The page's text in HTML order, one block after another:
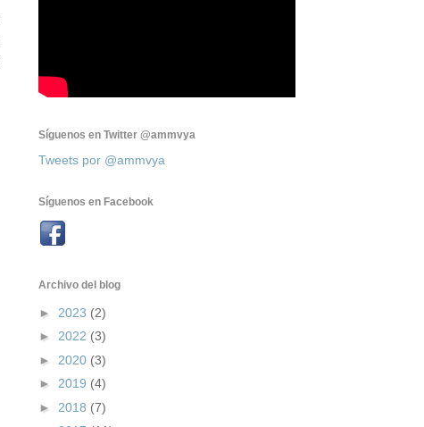
Síguenos en Twitter @ammvya
Tweets por @ammvya
Síguenos en Facebook
Archivo del blog
► 2023 (2)
► 2022 (3)
► 2020 (3)
► 2019 (4)
► 2018 (7)